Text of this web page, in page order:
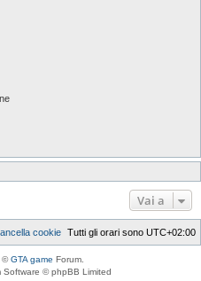
Vai a
Tutti gli orari sono UTC+02:00
cookie
©GTA game Forum.
Software © phpBB Limited